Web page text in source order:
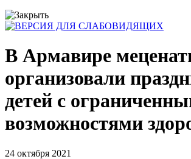
В Армавире
организовали
детей с
возможностями
24 октября 2021